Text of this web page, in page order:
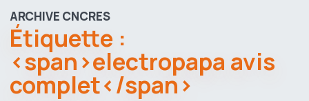
ARCHIVE CNCRES
Étiquette :
<span>electropapa avis
complet</span>